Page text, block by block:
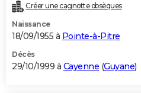
Créer une cagnotte obsèques
Naissance
18/09/1955 à Pointe-à-Pitre
Décès
29/10/1999 à Cayenne (Guyane)